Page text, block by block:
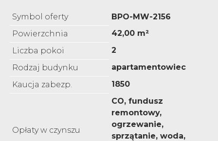
Symbol oferty
BPO-MW-2156
Powierzchnia
42,00 m²
Liczba pokoi
2
Rodzaj budynku
apartamentowiec
Kaucja zabezp.
1850
Opłaty w czynszu
CO, fundusz
remontowy,
ogrzewanie,
sprzątanie, woda,